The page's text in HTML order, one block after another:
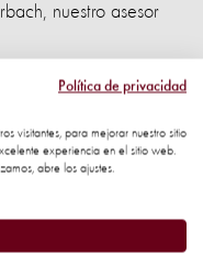
nuestro asesor
de Parques
Fauna Silvestre (DNP)
Política de privacidad
visitantes, para mejorar nuestro sitio
experiencia en el sitio web.
abre los ajustes.